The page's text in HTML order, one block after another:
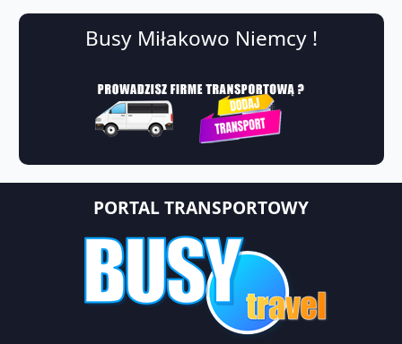
Busy Miłakowo Niemcy !
PORTAL TRANSPORTOWY